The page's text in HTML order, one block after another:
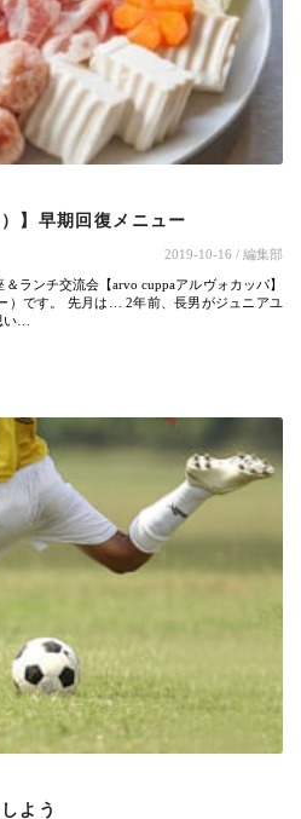
】早期回復メニュー
2019-10-16 / 編集部
ランチ交流会【arvo cuppaアルヴォカッパ】
）です。 先月は… 2年前、長男がジュニアユ
い…
よう